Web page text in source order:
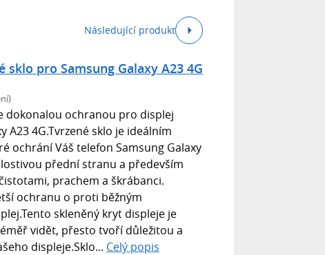
Následující produkt
sklo pro Samsung Galaxy A23 4G
dokonalou ochranou pro displej
A23 4G.Tvrzené sklo je ideálním
ochrání Váš telefon Samsung Galaxy
přední stranu a především
prachem a škrábanci.
ochranu o proti běžným
skleněný kryt displeje je
vidět, přesto tvoří důležitou a
displeje.Sklo... Celý popis